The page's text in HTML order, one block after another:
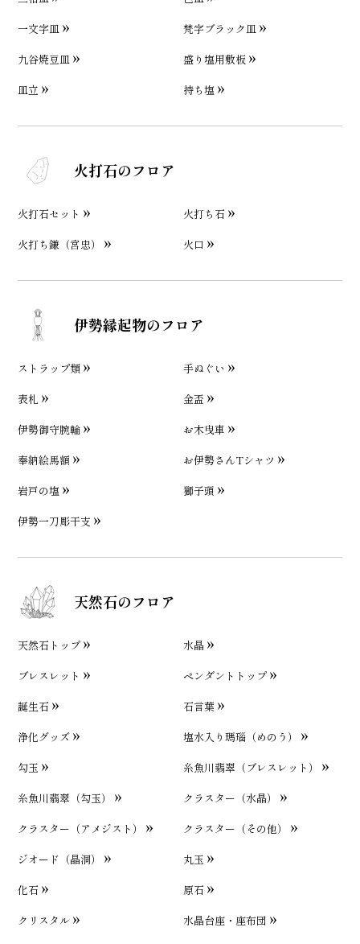
一文字皿
梵字ブラック皿
九谷焼豆皿
盛り塩用敷板
皿立
持ち塩
火打石のフロア
火打石セット
火打ち石
火打ち鎌（宮忠）
火口
伊勢縁起物のフロア
ストラップ類
手ぬぐい
表札
金盃
伊勢御守腕輪
お木曳車
奉納絵馬額
お伊勢さんTシャツ
岩戸の塩
獅子頭
伊勢一刀彫干支
天然石のフロア
天然石トップ
水晶
ブレスレット
ペンダントトップ
誕生石
石言葉
浄化グッズ
塩水入り瑪瑙（めのう）
勾玉
糸魚川翡翠（ブレスレット）
糸魚川翡翠（勾玉）
クラスター（水晶）
クラスター（アメジスト）
クラスター（その他）
ジオード（晶洞）
丸玉
化石
原石
クリスタル
水晶台座・座布団